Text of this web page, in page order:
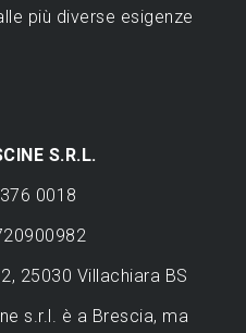
più diverse esigenze
S.R.L.
0018
25030 Villachiara BS
s.r.l. è a Brescia, ma